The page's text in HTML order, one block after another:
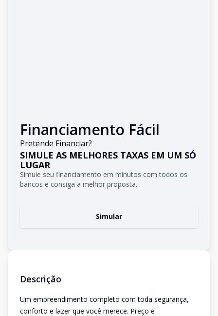
Financiamento Fácil
Pretende Financiar?
SIMULE AS MELHORES TAXAS EM UM SÓ
LUGAR
Simule seu financiamento em minutos com todos os
bancos e consiga a melhor proposta.
Simular
Descrição
Um empreendimento completo com toda segurança,
conforto e lazer que você merece. Preço e